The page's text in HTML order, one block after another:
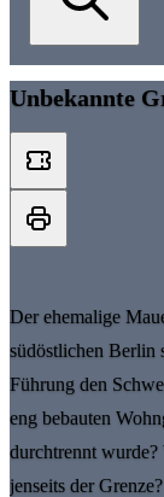
Unbekannte
Der ehemalige
südöstlichen Berlin
Führung den
eng bebauten
durchtrennt wurde?
jenseits der